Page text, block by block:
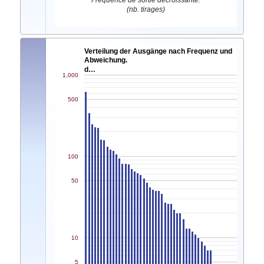
(nb. tirages)
Verteilung der Ausgänge nach Frequenz und
Abweichung.
d…
5
10
50
100
500
1,000